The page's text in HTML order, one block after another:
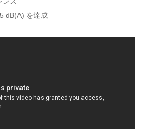
dB(A) を達成